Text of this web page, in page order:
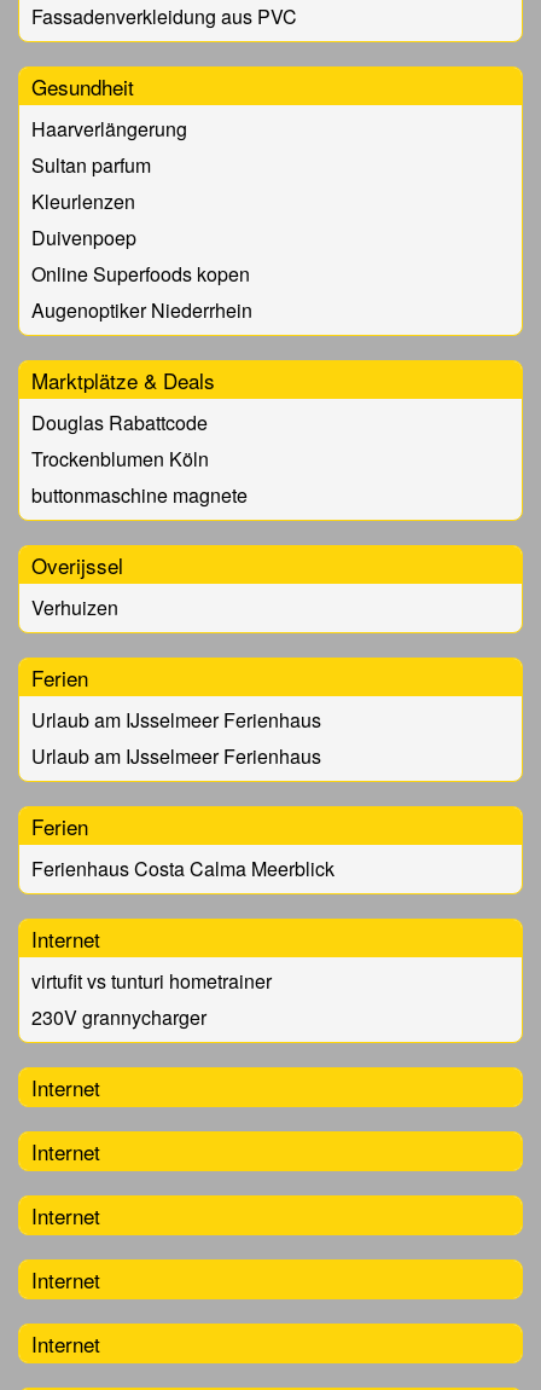
Fassadenverkleidung aus PVC
Gesundheit
Haarverlängerung
Sultan parfum
Kleurlenzen
Duivenpoep
Online Superfoods kopen
Augenoptiker Niederrhein
Marktplätze & Deals
Douglas Rabattcode
Trockenblumen Köln
buttonmaschine magnete
Overijssel
Verhuizen
Ferien
Urlaub am IJsselmeer Ferienhaus
Urlaub am IJsselmeer Ferienhaus
Ferien
Ferienhaus Costa Calma Meerblick
Internet
virtufit vs tunturi hometrainer
230V grannycharger
Internet
Internet
Internet
Internet
Internet